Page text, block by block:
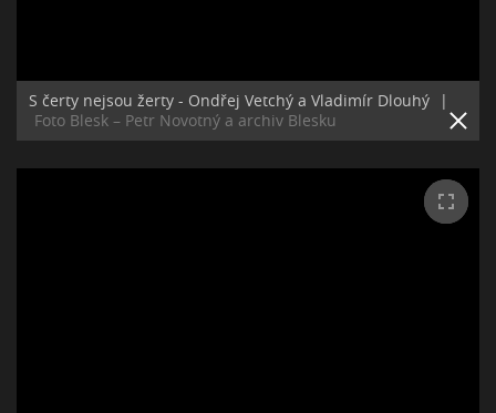
S čerty nejsou žerty - Ondřej Vetchý a Vladimír Dlouhý
|
Foto Blesk – Petr Novotný a archiv Blesku